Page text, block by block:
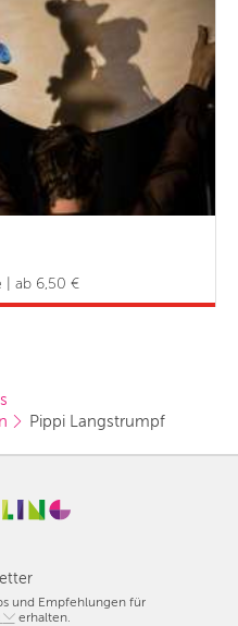
| ab 6,50 €
Pippi Langstrumpf
und Empfehlungen für
erhalten.